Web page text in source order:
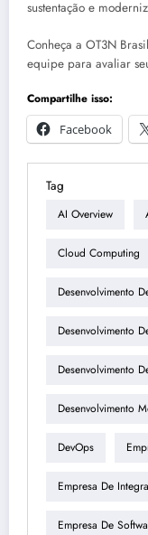
sustentação e
Conheça a OT3N
equipe para avaliar
Compartilhe isso:
Facebook
Tag
AI Overview
Cloud Computing
Desenvolvimento
Desenvolvimento
Desenvolvimento
Desenvolvimento
DevOps
Empresa De
Empresa De